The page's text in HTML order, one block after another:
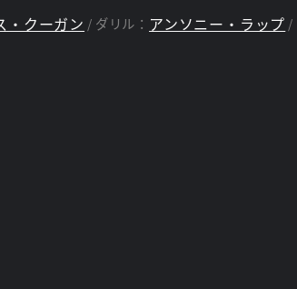
・クーガン ダリル： アンソニー・ラップ